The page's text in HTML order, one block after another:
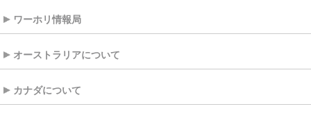
ワーホリ情報局
オーストラリアについて
カナダについて